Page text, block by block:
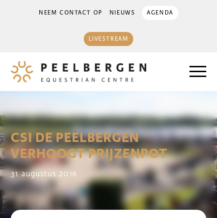
NEEM CONTACT OP NIEUWS AGENDA
LIVESTREAM
CSI DE PEELBERGEN
VERHOOGT PRIJZENPOT
31 augustus 2016